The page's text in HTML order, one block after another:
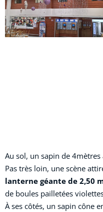
Au sol, un sapin de
Pas très loin, une scène
lanterne géante de 2,50
de boules pailletées
À ses côtés, un sapin cône